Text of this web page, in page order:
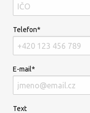
Telefon*
E-mail*
Text